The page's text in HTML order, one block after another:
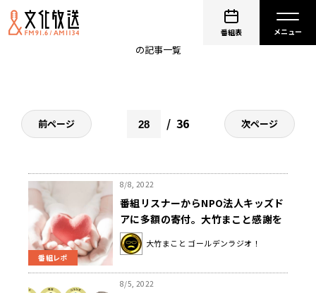
番組表
の記事一覧
前ページ 36 次ページ
番組レポ
8/8, 2022
番組リスナーからNPO法人キッズド
アに多額の寄付。大竹まこと感謝を
伝える。
大竹まこと ゴールデンラジオ！
8/5, 2022